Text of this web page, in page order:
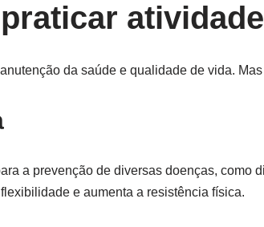
da saúde e qualidade de vida.
a prevenção de diversas doenças, como
e aumenta a resistência física.